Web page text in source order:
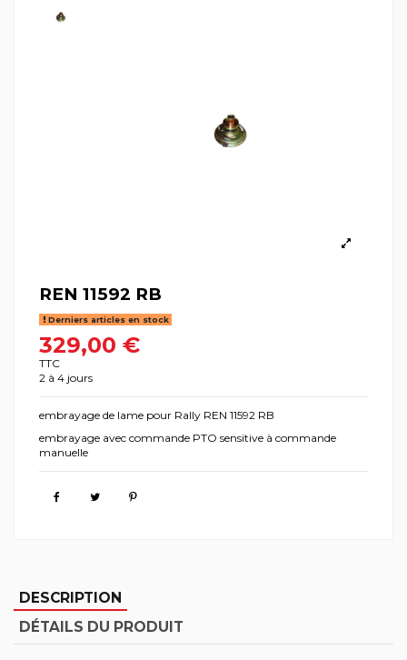
REN 11592 RB
Derniers articles en stock
329,00 €
TTC
2 à 4 jours
embrayage de lame pour Rally REN 11592 RB
embrayage avec commande PTO sensitive à commande
manuelle
DESCRIPTION
DÉTAILS DU PRODUIT